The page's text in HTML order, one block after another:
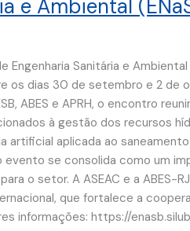
e Ambiental
Engenharia Sanitária e
os dias 30 de setembro e 2
ABES e APRH, o encontro
à gestão dos recursos
artificial aplicada ao
se consolida como um
o setor. A ASEAC e a
que fortalece a
informações: https://